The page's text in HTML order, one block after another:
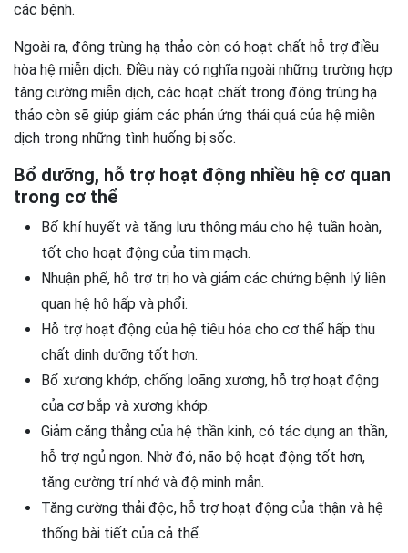
các bệnh.
Ngoài ra, đông trùng hạ thảo còn có hoạt chất hỗ trợ điều
hòa hệ miễn dịch. Điều này có nghĩa ngoài những trường hợp
tăng cường miễn dịch, các hoạt chất trong đông trùng hạ
thảo còn sẽ giúp giảm các phản ứng thái quá của hệ miễn
dịch trong những tình huống bị sốc.
Bổ dưỡng, hỗ trợ hoạt động nhiều hệ cơ quan
trong cơ thể
Bổ khí huyết và tăng lưu thông máu cho hệ tuần hoàn,
tốt cho hoạt động của tim mạch.
Nhuận phế, hỗ trợ trị ho và giảm các chứng bệnh lý liên
quan hệ hô hấp và phổi.
Hỗ trợ hoạt động của hệ tiêu hóa cho cơ thể hấp thu
chất dinh dưỡng tốt hơn.
Bổ xương khớp, chống loãng xương, hỗ trợ hoạt động
của cơ bắp và xương khớp.
Giảm căng thẳng của hệ thần kinh, có tác dụng an thần,
hỗ trợ ngủ ngon. Nhờ đó, não bộ hoạt động tốt hơn,
tăng cường trí nhớ và độ minh mẫn.
Tăng cường thải độc, hỗ trợ hoạt động của thận và hệ
thống bài tiết của cả thể.